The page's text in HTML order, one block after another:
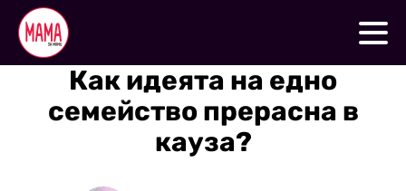
Как идеята на едно
семейство прерасна в
кауза?